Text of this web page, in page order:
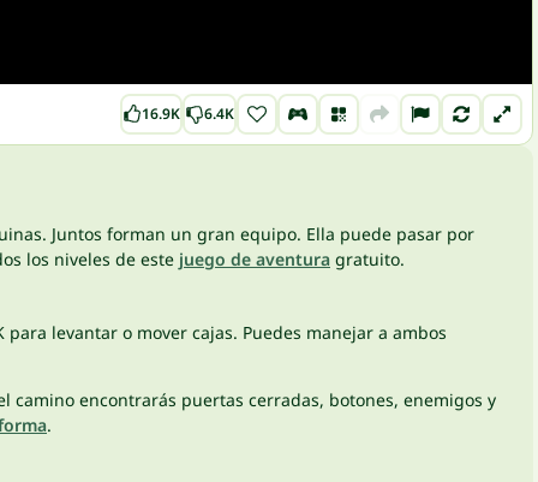
16.9K 6.4K
Juntos forman un gran equipo. Ella puede pasar por
los niveles de este juego de aventura gratuito.
levantar o mover cajas. Puedes manejar a ambos
camino encontrarás puertas cerradas, botones, enemigos y
.